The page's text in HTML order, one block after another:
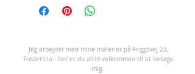
eg arbejder med mine malerier på Friggsvej 22,
Fredericia - her er du altid velkommen til at besøge
mig.